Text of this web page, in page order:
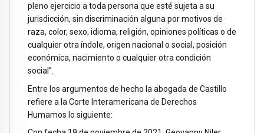
pleno ejercicio a toda persona que esté sujeta a su
jurisdicción, sin discriminación alguna por motivos de
raza, color, sexo, idioma, religión, opiniones políticas o de
cualquier otra índole, origen nacional o social, posición
económica, nacimiento o cualquier otra condición
social”.
Entre los argumentos de hecho la abogada de Castillo
refiere a la Corte Interamericana de Derechos
Humamos lo siguiente: